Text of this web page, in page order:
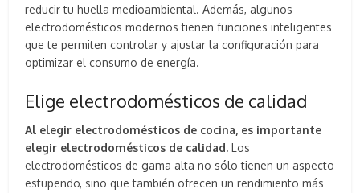
reducir tu huella medioambiental. Además, algunos
electrodomésticos modernos tienen funciones inteligentes
que te permiten controlar y ajustar la configuración para
optimizar el consumo de energía.
Elige electrodomésticos de calidad
Al elegir electrodomésticos de cocina, es importante
elegir electrodomésticos de calidad. Los
electrodomésticos de gama alta no sólo tienen un aspecto
estupendo, sino que también ofrecen un rendimiento más